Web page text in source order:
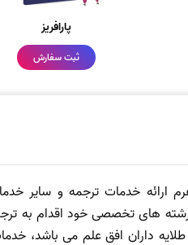
پارافریز
ثبت سفارش
ارائه خدمات ترجمه و سایر
های تخصصی خود اقدام به
داران افق علم می باشد،